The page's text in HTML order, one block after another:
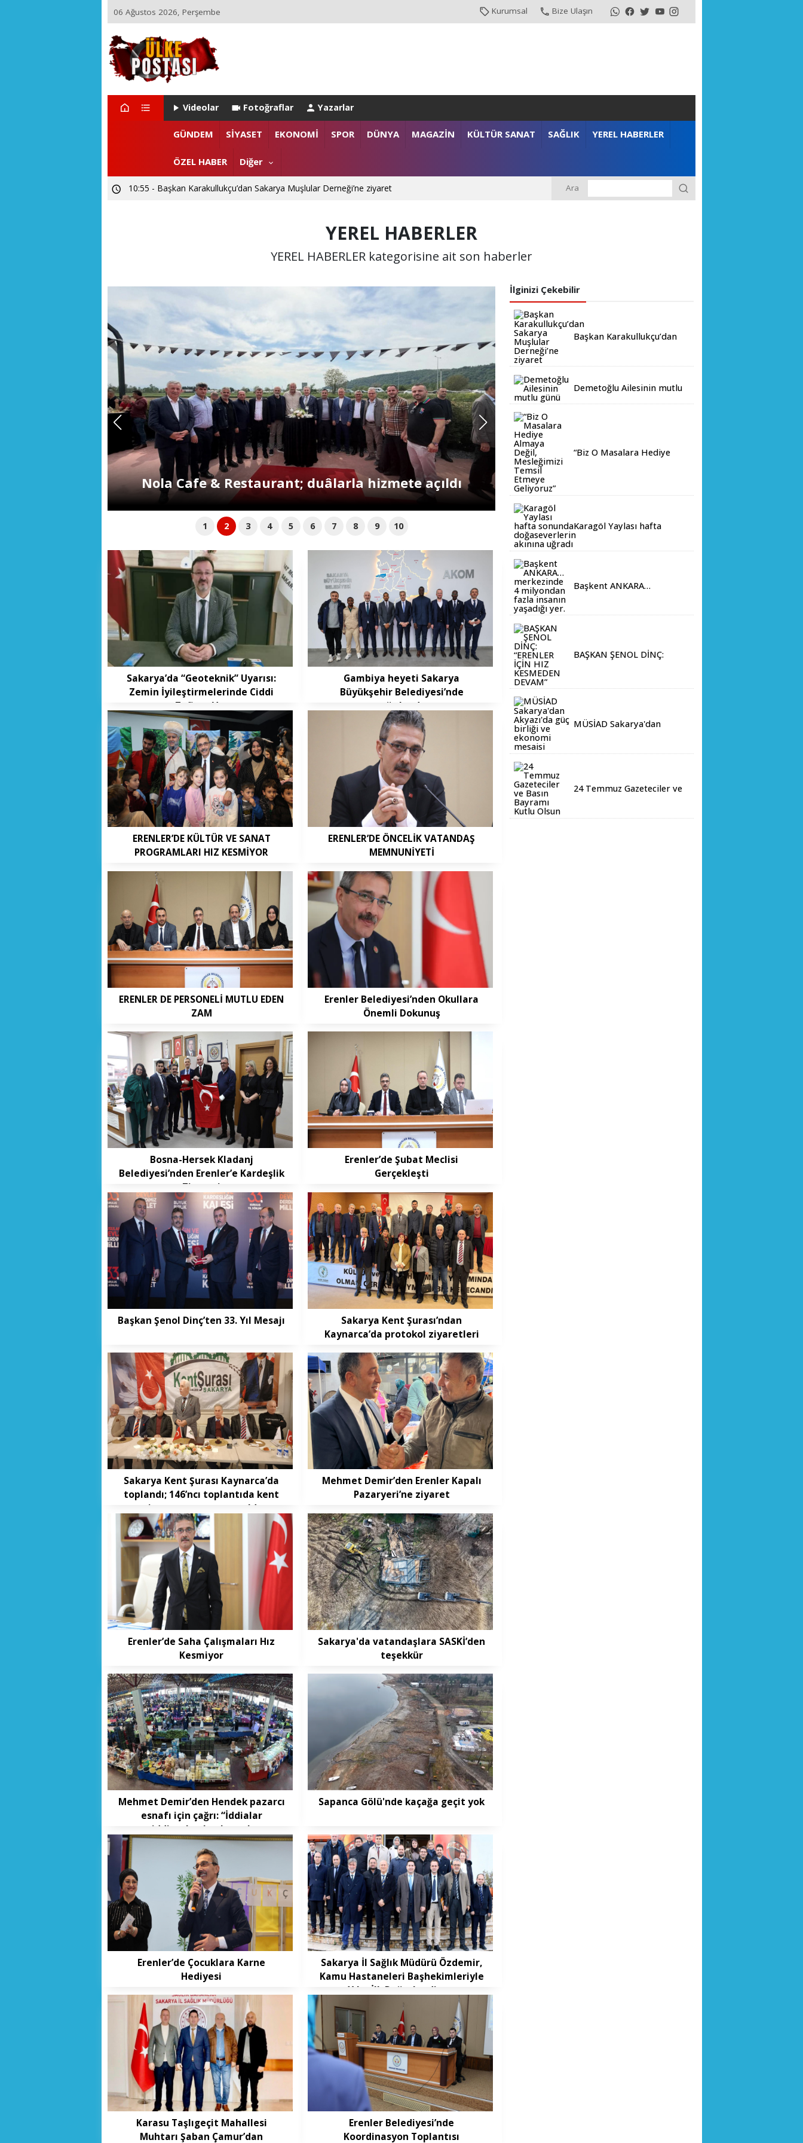
06 Ağustos 2026, Perşembe Kurumsal Bize Ulaşın
Videolar Fotoğraflar Yazarlar
GÜNDEM SİYASET EKONOMİ SPOR DÜNYA MAGAZİN KÜLTÜR SANAT SAĞLIK YEREL HABERLER
ÖZEL HABER Diğer
10:55 - Başkan Karakullukçu’dan Sakarya Muşlular Derneği’ne ziyaret Ara
YEREL HABERLER
YEREL HABERLER kategorisine ait son haberler
Kocaeli’den Üsküp’e Uzanan Eğitim Köprüsü
1 2 3 4 5 6 7 8 9 10
Sakarya’da “Geoteknik” Uyarısı:
Zemin İyileştirmelerinde Ciddi
Zafiyet Var
Gambiya heyeti Sakarya
Büyükşehir Belediyesi’nde
ağırlandı
ERENLER’DE KÜLTÜR VE SANAT
PROGRAMLARI HIZ KESMİYOR
ERENLER’DE ÖNCELİK VATANDAŞ
MEMNUNİYETİ
ERENLER DE PERSONELİ MUTLU EDEN
ZAM
Erenler Belediyesi’nden Okullara
Önemli Dokunuş
Bosna-Hersek Kladanj
Belediyesi’nden Erenler’e Kardeşlik
Ziyareti
Erenler’de Şubat Meclisi
Gerçekleşti
Başkan Şenol Dinç’ten 33. Yıl Mesajı
Sakarya Kent Şurası’ndan
Kaynarca’da protokol ziyaretleri
Sakarya Kent Şurası Kaynarca’da
toplandı; 146’ncı toplantıda kent
vizyonu masaya yatırıldı
Mehmet Demir’den Erenler Kapalı
Pazaryeri’ne ziyaret
Erenler’de Saha Çalışmaları Hız
Kesmiyor
Sakarya'da vatandaşlara SASKİ’den
teşekkür
Mehmet Demir’den Hendek pazarcı
esnafı için çağrı: “İddialar
ciddiyetle ele alınmalı,
mağduriyetler giderilmeli”
Sapanca Gölü'nde kaçağa geçit yok
Erenler’de Çocuklara Karne
Hediyesi
Sakarya İl Sağlık Müdürü Özdemir,
Kamu Hastaneleri Başhekimleriyle
Yılın İlk Değerlendirme
Toplantısında Buluştu
Karasu Taşlıgeçit Mahallesi
Muhtarı Şaban Çamur’dan
Erenler Belediyesi’nde
Koordinasyon Toplantısı
İlginizi Çekebilir
Başkan Karakullukçu’dan
Demetoğlu Ailesinin mutlu
“Biz O Masalara Hediye
Karagöl Yaylası hafta
sonunda doğaseverlerin
Başkent ANKARA…
BAŞKAN ŞENOL DİNÇ:
MÜSİAD Sakarya'dan
24 Temmuz Gazeteciler ve